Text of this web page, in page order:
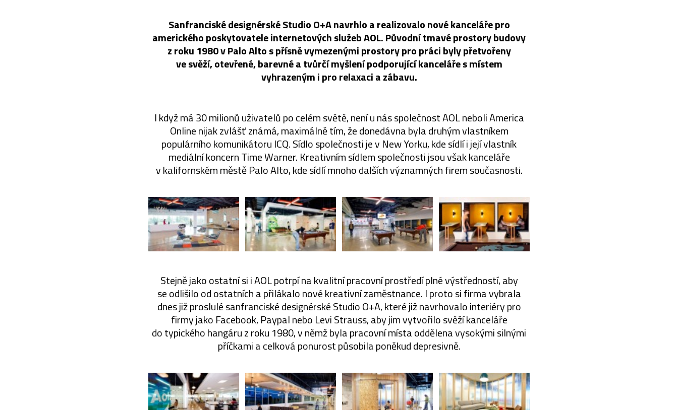
Sanfranciské designérské Studio O+A navrhlo a realizovalo nové kanceláře pro
amerického poskytovatele internetových služeb AOL. Původní tmavé prostory budovy
z roku 1980 v Palo Alto s přísně vymezenými prostory pro práci byly přetvořeny
ve svěží, otevřené, barevné a tvůrčí myšlení podporující kanceláře s místem
vyhrazeným i pro relaxaci a zábavu.
I když má 30 milionů uživatelů po celém světě, není u nás společnost AOL neboli America
Online nijak zvlášť známá, maximálně tím, že donedávna byla druhým vlastníkem
populárního komunikátoru ICQ. Sídlo společnosti je v New Yorku, kde sídlí i její vlastník
mediální koncern Time Warner. Kreativním sídlem společnosti jsou však kanceláře
v kalifornském městě Palo Alto, kde sídlí mnoho dalších významných firem současnosti.
Stejně jako ostatní si i AOL potrpí na kvalitní pracovní prostředí plné výstředností, aby
se odlišilo od ostatních a přilákalo nové kreativní zaměstnance. I proto si firma vybrala
dnes již proslulé sanfranciské designérské Studio O+A, které již navrhovalo interiéry pro
firmy jako Facebook, Paypal nebo Levi Strauss, aby jim vytvořilo svěží kanceláře
do typického hangáru z roku 1980, v němž byla pracovní místa oddělena vysokými silnými
příčkami a celková ponurost působila poněkud depresivně.